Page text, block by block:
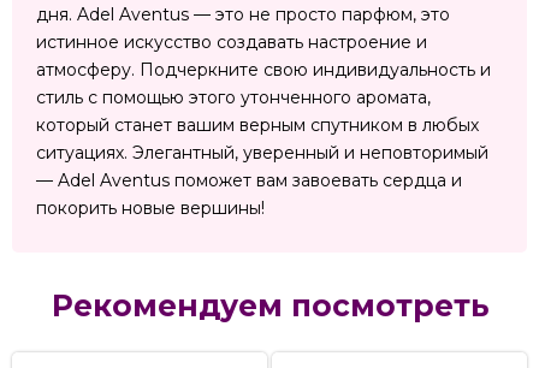
дня. Adel Aventus — это не просто парфюм, это
истинное искусство создавать настроение и
атмосферу. Подчеркните свою индивидуальность и
стиль с помощью этого утонченного аромата,
который станет вашим верным спутником в любых
ситуациях. Элегантный, уверенный и неповторимый
— Adel Aventus поможет вам завоевать сердца и
покорить новые вершины!
Рекомендуем посмотреть